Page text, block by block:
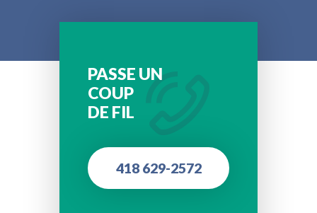
PASSE UN
COUP
DE FIL
418 629-2572